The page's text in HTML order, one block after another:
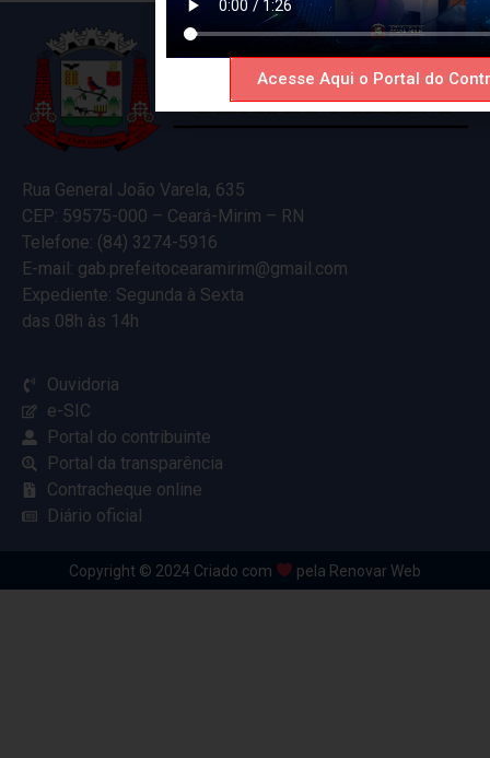
Rua General João Varela, 635
CEP: 59575-000 – Ceará-Mirim – RN
Telefone: (84) 3274-5916
E-mail: gab.prefeitocearamirim@gmail.com
Expediente: Segunda à Sexta
das 08h às 14h
Ouvidoria
e-SIC
Portal do contribuinte
Portal da transparência
Contracheque online
Diário oficial
Copyright © 2024 Criado com pela Renovar Web
Acesse Aqui o Portal do